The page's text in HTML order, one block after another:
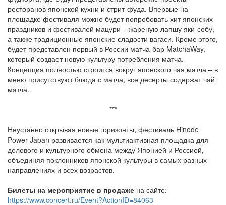
ресторанов японской кухни и стрит-фуда. Впервые на
площадке фестиваля можно будет попробовать хит японских
праздников и фестивалей мацури – жареную лапшу яки-собу,
а также традиционные японские сладости вагаси. Кроме этого,
будет представлен первый в России матча-бар MatchaWay,
который создает новую культуру потребления матча.
Концепция полностью строится вокруг японского чая матча – в
меню присутствуют блюда с матча, все десерты содержат чай
матча.
***
Неустанно открывая новые горизонты, фестиваль Hinode
Power Japan развивается как мультиактивная площадка для
делового и культурного обмена между Японией и Россией,
объединяя поклонников японской культуры в самых разных
направлениях и всех возрастов.
Билеты на мероприятие в продаже на сайте:
https://www.concert.ru/Event?ActionID=84063